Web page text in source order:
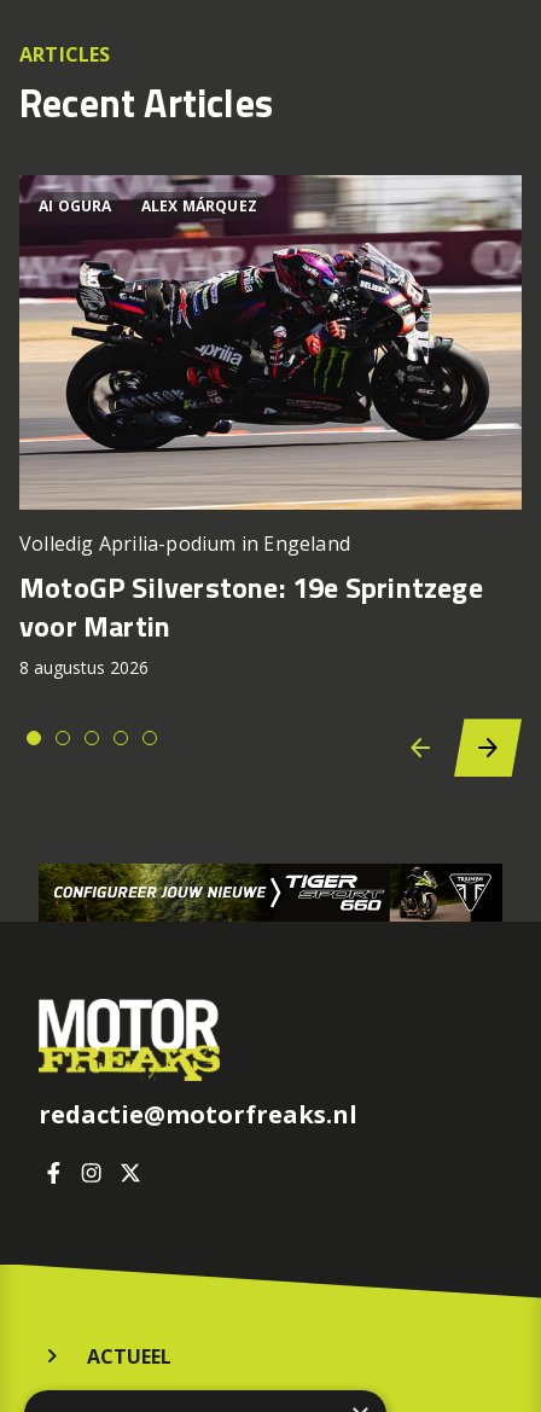
ARTICLES
Recent Articles
AI OGURA ALEX MÁRQUEZ
Volledig Aprilia-podium in Engeland
MotoGP Silverstone: 19e Sprintzege
voor Martin
8 augustus 2026
redactie@motorfreaks.nl
ACTUEEL